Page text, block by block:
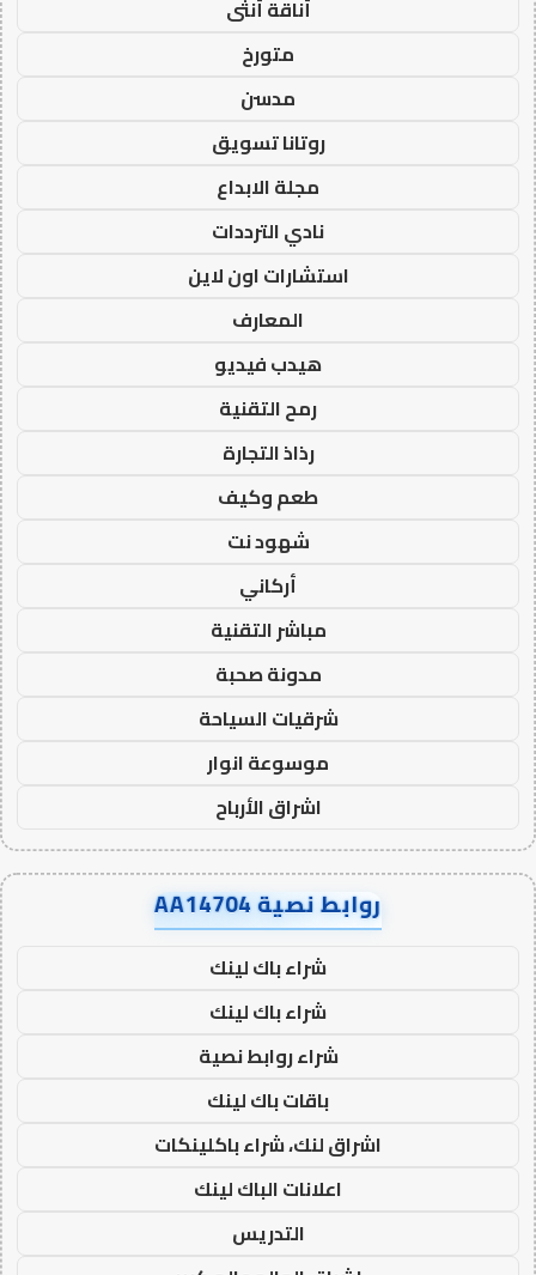
أناقة أنثى
متورخ
مدسن
روتانا تسويق
مجلة الابداع
نادي الترددات
استشارات اون لاين
المعارف
هيدب فيديو
رمح التقنية
رذاذ التجارة
طعم وكيف
شهود نت
أركاني
مباشر التقنية
مدونة صحبة
شرقيات السياحة
موسوعة انوار
اشراق الأرباح
روابط نصية AA14704
شراء باك لينك
شراء باك لينك
شراء روابط نصية
باقات باك لينك
اشراق لنك، شراء باكلينكات
اعلانات الباك لينك
التدريس